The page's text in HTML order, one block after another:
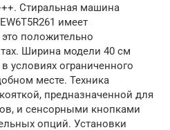
Стиральная машина
имеет
это положительно
Ширина модели 40 см
условиях ограниченного
месте. Техника
предназначенной для
и сенсорными кнопками
опций. Установки